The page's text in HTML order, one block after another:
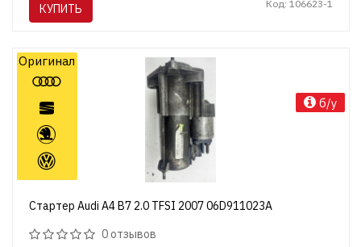
КУПИТЬ Код: 106623-1
Стартер Audi A4 B7 2.0 TFSI 2007 06D911023A
0 отзывов
Оригинал
б/у